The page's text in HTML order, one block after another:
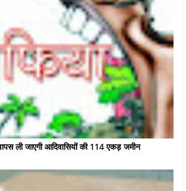
ली जाएगी आदिवासियों की 114 एकड़ जमीन